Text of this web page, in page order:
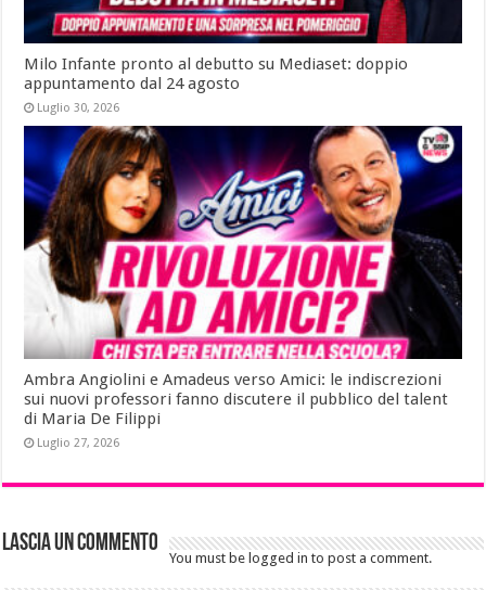
Milo Infante pronto al debutto su Mediaset: doppio
appuntamento dal 24 agosto
Luglio 30, 2026
Ambra Angiolini e Amadeus verso Amici: le indiscrezioni
sui nuovi professori fanno discutere il pubblico del talent
di Maria De Filippi
Luglio 27, 2026
Lascia un commento
You must be logged in to post a comment.